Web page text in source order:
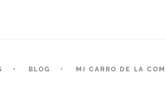
BLOG MI CARRO DE LA